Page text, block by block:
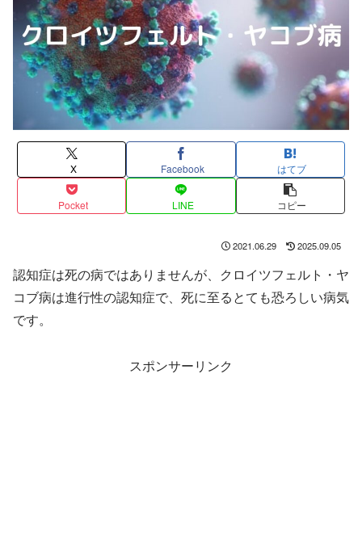
X Facebook はてブ
Pocket LINE コピー
2021.06.29 2025.09.05
認知症は死の病ではありませんが、クロイツフェルト・ヤ
コブ病は進行性の認知症で、死に至るとても恐ろしい病気
です。
スポンサーリンク